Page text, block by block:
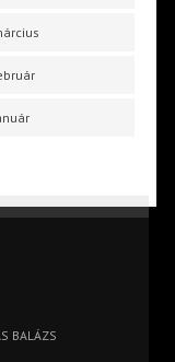
BALÁZS